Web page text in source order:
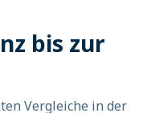
bis zur
Vergleiche in der